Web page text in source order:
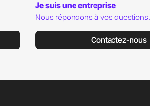
Je suis une entreprise
Nous répondons à vos questions.
Contactez-nous